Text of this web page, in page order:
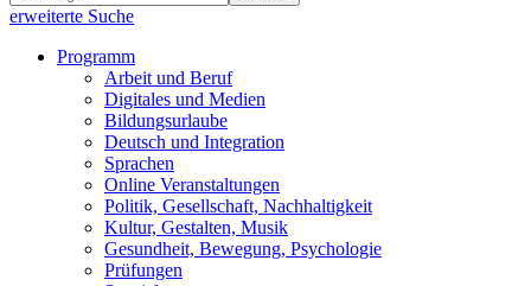
erweiterte Suche
Programm
Arbeit und Beruf
Digitales und Medien
Bildungsurlaube
Deutsch und Integration
Sprachen
Online Veranstaltungen
Politik, Gesellschaft, Nachhaltigkeit
Kultur, Gestalten, Musik
Gesundheit, Bewegung, Psychologie
Prüfungen